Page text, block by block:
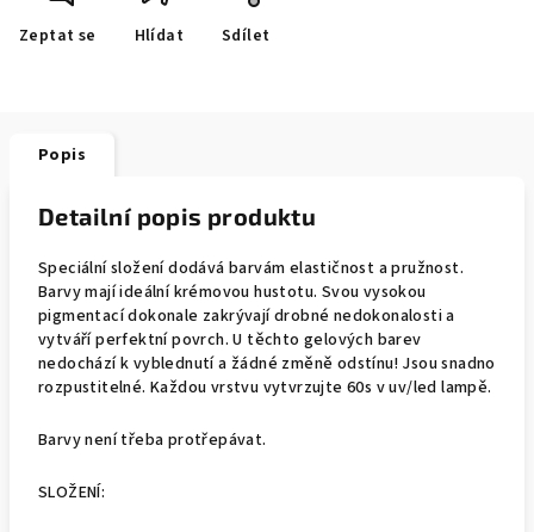
Zeptat se Hlídat Sdílet
Popis
Detailní popis produktu
Speciální složení dodává barvám elastičnost a pružnost.
Barvy mají ideální krémovou hustotu. Svou vysokou
pigmentací dokonale zakrývají drobné nedokonalosti a
vytváří perfektní povrch. U těchto gelových barev
nedochází k vyblednutí a žádné změně odstínu! Jsou snadno
rozpustitelné. Každou vrstvu vytvrzujte 60s v uv/led lampě.
Barvy není třeba protřepávat.
SLOŽENÍ: